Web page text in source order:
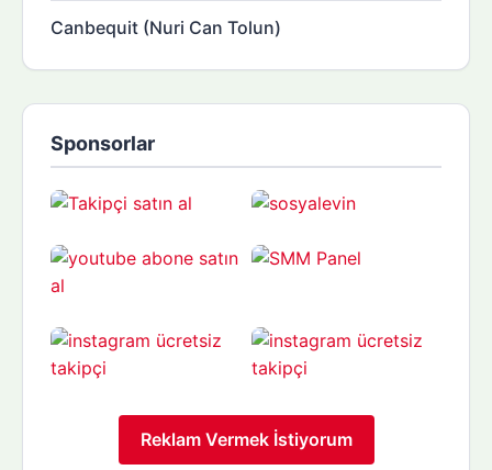
Canbequit (Nuri Can Tolun)
Sponsorlar
Reklam Vermek İstiyorum